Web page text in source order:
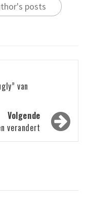
posts
van
Volgende
verandert